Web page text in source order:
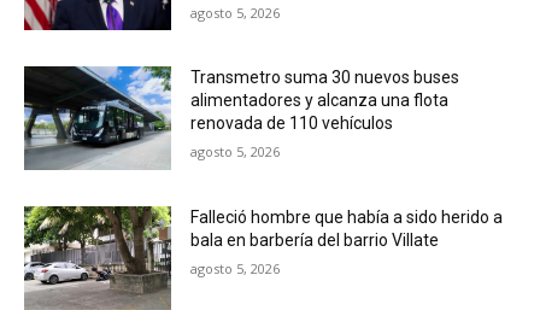
agosto 5, 2026
Transmetro suma 30 nuevos buses
alimentadores y alcanza una flota
renovada de 110 vehículos
agosto 5, 2026
Falleció hombre que había a sido herido a
bala en barbería del barrio Villate
agosto 5, 2026